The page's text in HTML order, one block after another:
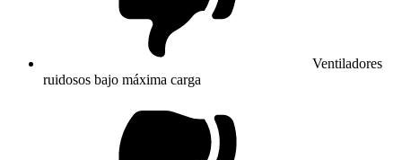
Ventiladores
ruidosos bajo máxima carga